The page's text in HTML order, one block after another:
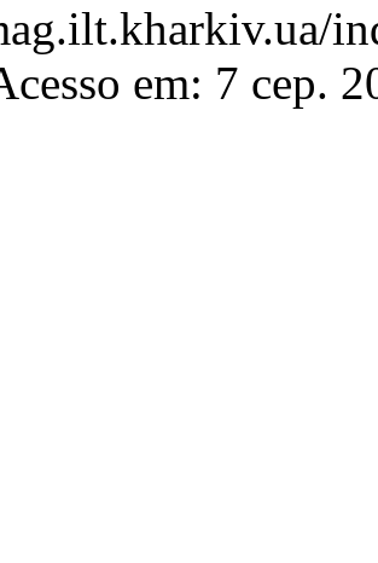
em: 7 сер.